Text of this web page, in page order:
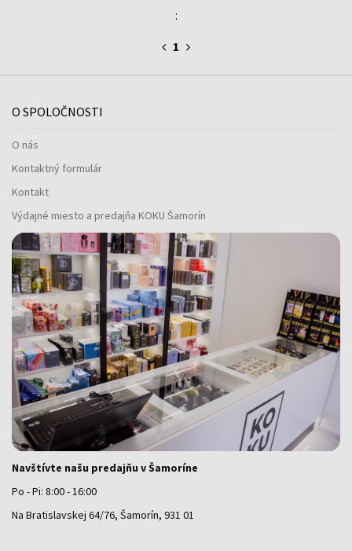
:
1
O SPOLOČNOSTI
O nás
Kontaktný formulár
Kontakt
Výdajné miesto a predajňa KOKU Šamorín
Navštívte našu predajňu v Šamoríne
Po - Pi: 8:00 - 16:00
Na Bratislavskej 64/76, Šamorín, 931 01